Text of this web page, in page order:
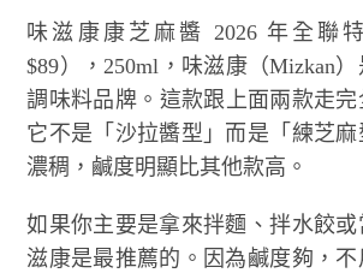
味滋康康芝麻醬 2026 年全聯
$89），250ml，味滋康（Mizkan
調味料品牌。這款跟上面兩款走
它不是「沙拉醬型」而是「練芝
濃稠，鹹度明顯比其他款高。
如果你主要是拿來拌麵、拌水餃
滋康是最推薦的。因為鹹度夠，